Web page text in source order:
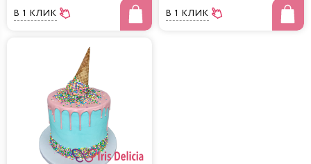
В 1 КЛИК В 1 КЛИК